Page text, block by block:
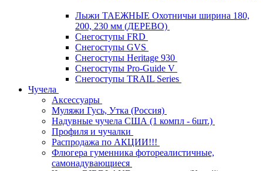
Лыжи ТАЕЖНЫЕ Охотничьи ширина 180,
200, 230 мм (ДЕРЕВО)
Снегоступы FRD
Снегоступы GVS
Снегоступы Heritage 930
Снегоступы Pro-Guide V
Снегоступы TRAIL Series
Чучела
Аксессуары
Муляжи Гусь, Утка (Россия)
Надувные чучела США (1 компл - 6шт.)
Профиля и чучалки
Распродажа по АКЦИИ!!!
Флюгера гуменника фотореалистичные,
самонадувающиеся